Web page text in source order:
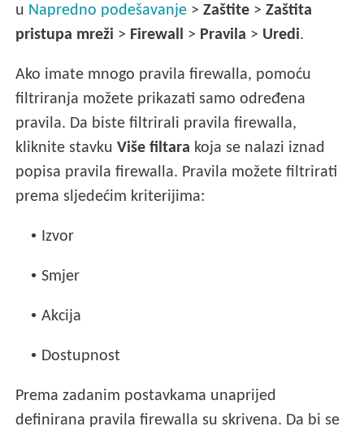
u Napredno podešavanje >Zaštite >Zaštita
pristupa mreži > Firewall > Pravila > Uredi.
Ako imate mnogo pravila firewalla, pomoću
filtriranja možete prikazati samo određena
pravila. Da biste filtrirali pravila firewalla,
kliknite stavkuViše filtara koja se nalazi iznad
popisa pravila firewalla. Pravila možete filtrirati
prema sljedećim kriterijima:
• Izvor
• Smjer
• Akcija
• Dostupnost
Prema zadanim postavkama unaprijed
definirana pravila firewalla su skrivena. Da bi se